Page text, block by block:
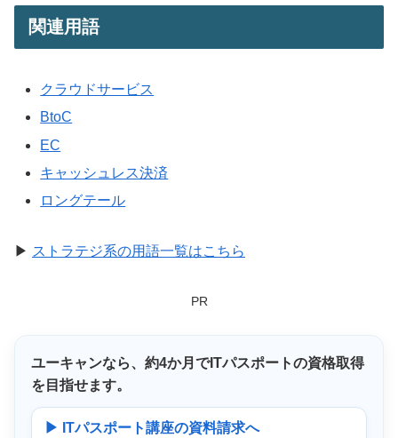
関連用語
クラウドサービス
BtoC
EC
キャッシュレス決済
ロングテール
▶ ストラテジ系の用語一覧はこちら
PR
ユーキャンなら、 約4か月 でITパスポートの資格取得
を目指せます。
▶ ITパスポート講座の資料請求へ